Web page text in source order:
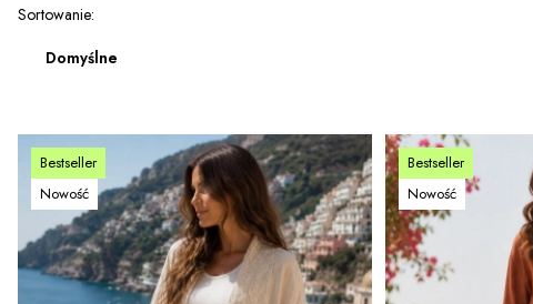
Lista produktów
Sortowanie:
Domyślne
Bestseller
Nowość
Bestseller
Nowość